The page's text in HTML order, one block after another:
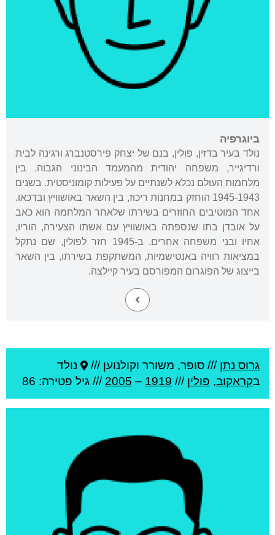
ביוגרפיה
נולד בעיר בדזין, פולין, בנם של יצחק פירסטנברג ורגינה לבית
ורדיגייר, משפחה יהודית מהמעמד הבינוני הגבוה. בין
מלחמות העולם נכלא לשנתיים על פעילות קומוניסטית. בשנים
1945-1943 הוחזק במחנות ריכוז, בין השאר באושוויץ ובדכאו.
אחד המוטיבים החוזרים בשירתו שלאחר המלחמה הוא כאב
על אובדן בתו שנספתה באושוויץ עם אשתו הצעירה, הוריו,
אחיו ובני משפחה אחרים. ב-1945 חזר לפולין, שם נתקל
במציאות רוויה באנטישמיות, המשתקפת בשירתו, בין השאר
בייצוג של הפוגרום המפורסם בעיר קיילצה.
גרוס נתן /// סופר, משורר וקולנוען ///
נולד
בקראקוב, פולין ///
1919
–
2005 /// גיל פטירה: 86